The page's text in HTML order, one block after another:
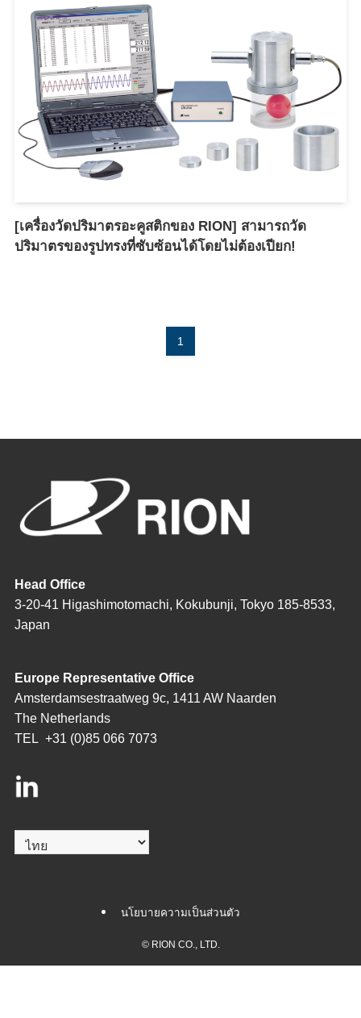
[เครื่องวัดปริมาตรอะคูสติกของ RION] สามารถวัด
ปริมาตรของรูปทรงที่ซับซ้อนได้โดยไม่ต้องเปียก!
1
Head Office
3-20-41 Higashimotomachi, Kokubunji, Tokyo 185-8533,
Japan
Europe Representative Office
Amsterdamsestraatweg 9c, 1411 AW Naarden
The Netherlands
TEL +31 (0)85 066 7073
Choose
a
นโยบายความเป็นส่วนตัว
©RION CO., LTD.